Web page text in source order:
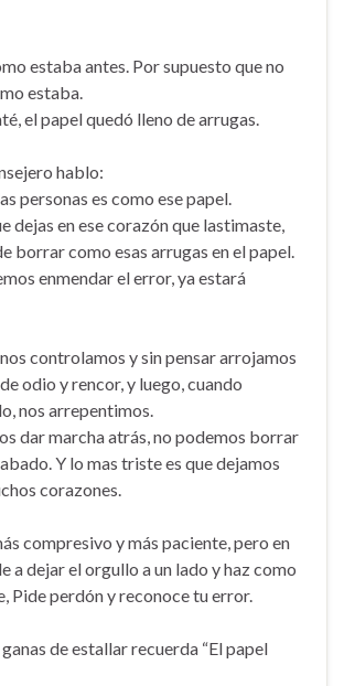
estaba antes. Por supuesto que no
estaba.
el papel quedó lleno de arrugas.
hablo:
personas es como ese papel.
dejas en ese corazón que lastimaste,
borrar como esas arrugas en el papel.
enmendar el error, ya estará
controlamos y sin pensar arrojamos
odio y rencor, y luego, cuando
nos arrepentimos.
dar marcha atrás, no podemos borrar
Y lo mas triste es que dejamos
corazones.
compresivo y más paciente, pero en
a dejar el orgullo a un lado y haz como
Pide perdón y reconoce tu error.
de estallar recuerda “El papel